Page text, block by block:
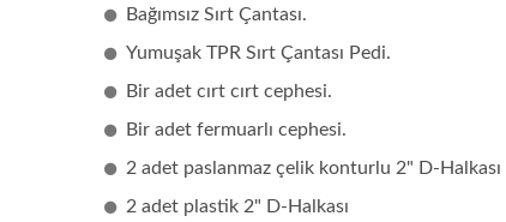
Bağımsız Sırt Çantası.
Yumuşak TPR Sırt Çantası Pedi.
Bir adet cırt cırt cephesi.
Bir adet fermuarlı cephesi.
2 adet paslanmaz çelik konturlu 2" D-Halkası
2 adet plastik 2" D-Halkası